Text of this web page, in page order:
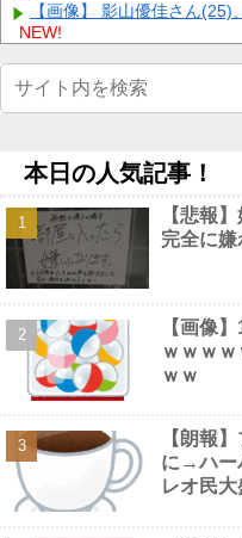
【画像】 影山優佳さん
NEW!
イムリーで2点を取り1点差
NEW!
【悲報】中日ドラゴンズ 根
【動画】 全裸女子のシャワ
なってしまうｗｗｗｗｗｗ
【にじ甲2026】イメージよ
【画像】 こういう乳と付き
小島大河 .258(213-55) 5本
だある？他 NEW!
【画像】 Instagram女子さ
るｗｗｗｗｗｗ
NEW!
Powered by livedoor 相互
本日の人気記事！
【悲報
完全に
【画像
ｗｗｗ
ｗｗ
【朗報
に→ハー
レオ民